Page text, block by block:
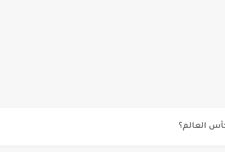
العالم؟